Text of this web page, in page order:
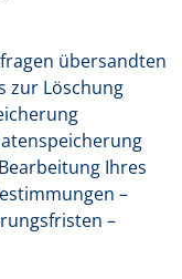
übersandten
zur Löschung
Ihres
–
–